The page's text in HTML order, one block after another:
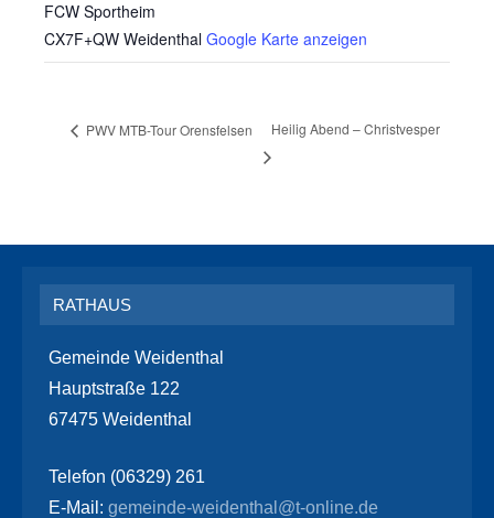
FCW Sportheim
CX7F+QW Weidenthal Google Karte anzeigen
PWV MTB-Tour Orensfelsen Heilig Abend – Christvesper
RATHAUS
Gemeinde Weidenthal
Hauptstraße 122
67475 Weidenthal
Telefon (06329) 261
E-Mail: gemeinde-weidenthal@t-online.de